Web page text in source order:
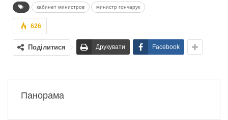
кабинет министров министр гончарук
626
Поділитися Друкувати Facebook
Панорама